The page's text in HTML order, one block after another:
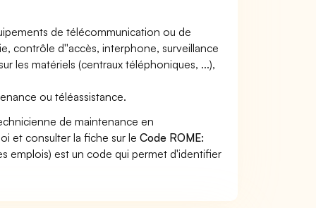
de télécommunication ou de
contrôle d''accès, interphone, surveillance
les matériels (centraux téléphoniques, ...),
ou téléassistance.
de maintenance en
et consulter la fiche sur leCode ROME:
emplois) est un code qui permet d'identifier